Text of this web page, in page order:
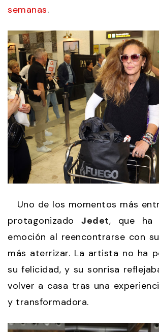
semanas.
Uno de los momentos más
protagonizado Jedet, que ha
emoción al reencontrarse con
más aterrizar. La artista no ha
su felicidad, y su sonrisa
volver a casa tras una
y transformadora.